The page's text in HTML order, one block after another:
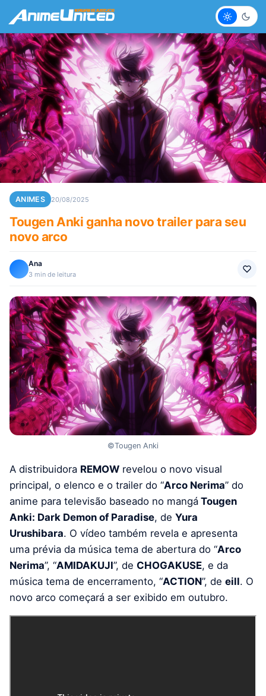
Claro
ANIMES 20/08/2025
Tougen Anki ganha novo trailer para seu
novo arco
Ana
3 min de leitura
©Tougen Anki
A distribuidora REMOW revelou o novo visual
principal, o elenco e o trailer do “Arco Nerima” do
anime para televisão baseado no mangá Tougen
Anki: Dark Demon of Paradise, de Yura
Urushibara. O vídeo também revela e apresenta
uma prévia da música tema de abertura do “Arco
Nerima”, “AMIDAKUJI”, de CHOGAKUSE, e da
música tema de encerramento, “ACTION”, de eill. O
novo arco começará a ser exibido em outubro.